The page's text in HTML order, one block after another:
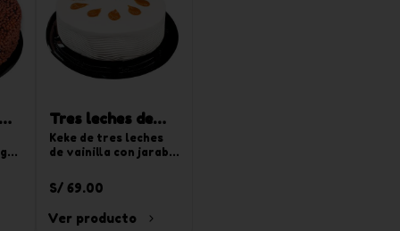
y
Tres leches de
vainilla redonda
mediana
Keke de tres leches
de vainilla con jarabe
relleno de crema
pastelera y decorado
con crema de
chantilly de vainilla.
S/ 69.00
Ver producto